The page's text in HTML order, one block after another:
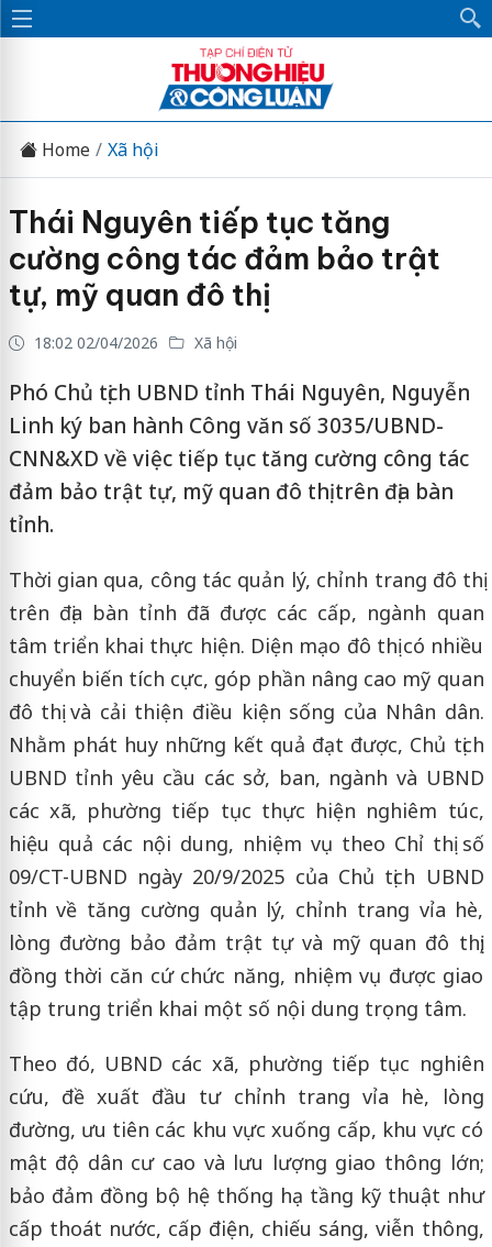
Home Xã hội
Thái Nguyên tiếp tục tăng
cường công tác đảm bảo trật
tự, mỹ quan đô thị
18:02 02/04/2026 Xã hội
Phó Chủ tịch UBND tỉnh Thái Nguyên, Nguyễn
Linh ký ban hành Công văn số 3035/UBND-
CNN&XD về việc tiếp tục tăng cường công tác
đảm bảo trật tự, mỹ quan đô thị trên địa bàn
tỉnh.
Thời gian qua, công tác quản lý, chỉnh trang đô thị
trên địa bàn tỉnh đã được các cấp, ngành quan
tâm triển khai thực hiện. Diện mạo đô thị có nhiều
chuyển biến tích cực, góp phần nâng cao mỹ quan
đô thị và cải thiện điều kiện sống của Nhân dân.
Nhằm phát huy những kết quả đạt được, Chủ tịch
UBND tỉnh yêu cầu các sở, ban, ngành và UBND
các xã, phường tiếp tục thực hiện nghiêm túc,
hiệu quả các nội dung, nhiệm vụ theo Chỉ thị số
09/CT-UBND ngày 20/9/2025 của Chủ tịch UBND
tỉnh về tăng cường quản lý, chỉnh trang vỉa hè,
lòng đường bảo đảm trật tự và mỹ quan đô thị;
đồng thời căn cứ chức năng, nhiệm vụ được giao
tập trung triển khai một số nội dung trọng tâm.
Theo đó, UBND các xã, phường tiếp tục nghiên
cứu, đề xuất đầu tư chỉnh trang vỉa hè, lòng
đường, ưu tiên các khu vực xuống cấp, khu vực có
mật độ dân cư cao và lưu lượng giao thông lớn;
bảo đảm đồng bộ hệ thống hạ tầng kỹ thuật như
cấp thoát nước, cấp điện, chiếu sáng, viễn thông,